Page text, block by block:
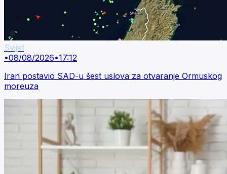
Svijet
•08/08/2026•17:12
Iran postavio SAD-u šest uslova za otvaranje Ormuskog
moreuza